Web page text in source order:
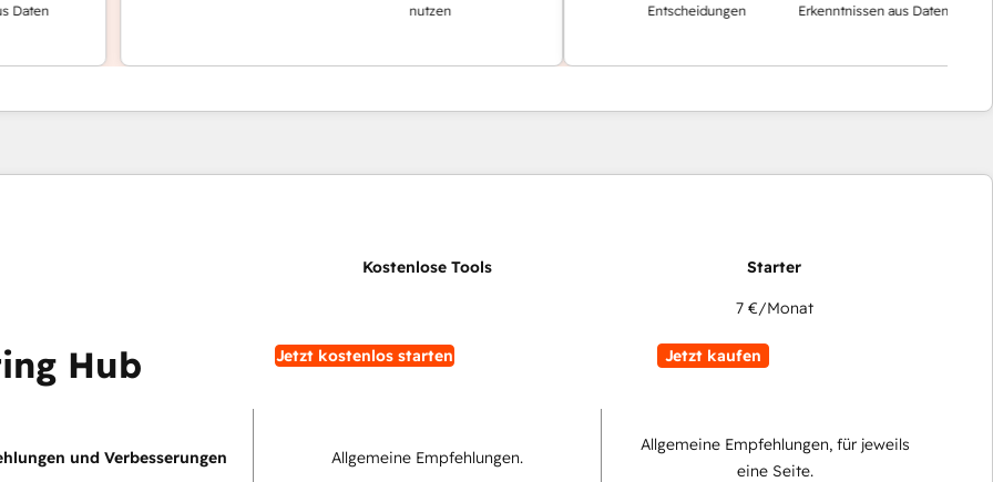
Entscheidungen
Erkenntnissen aus Daten
Hub Jetzt kostenlos starten
7 €/Monat
Jetzt kaufen
und Verbesserungen Allgemeine Empfehlungen.
Allgemeine Empfehlungen, für jeweils
eine Seite.